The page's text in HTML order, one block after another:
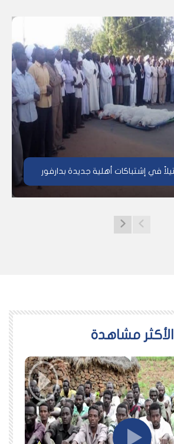
اﻷكثر مشاهدة